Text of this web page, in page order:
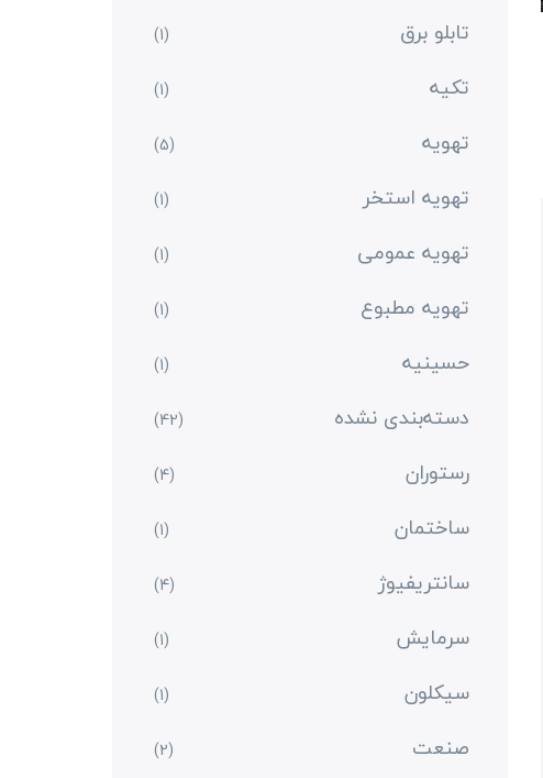
تابلو برق (1)
تکیه (1)
تهویه (5)
تهویه استخر (1)
تهویه عمومی (1)
تهویه مطبوع (1)
حسینیه (1)
دسته‌بندی نشده (42)
رستوران (4)
ساختمان (1)
سانتریفیوژ (4)
سرمایش (1)
سیکلون (1)
صنعت (2)